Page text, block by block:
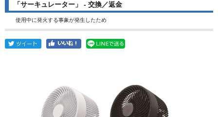
「サーキュレーター」 - 交換／返金
使用中に発火する事象が発生したため